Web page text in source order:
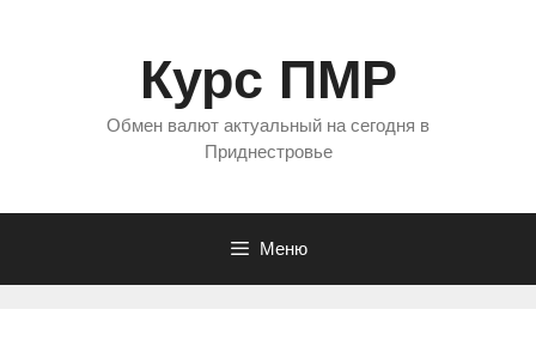
Курс ПМР
Обмен валют актуальный на сегодня в
Приднестровье
Меню